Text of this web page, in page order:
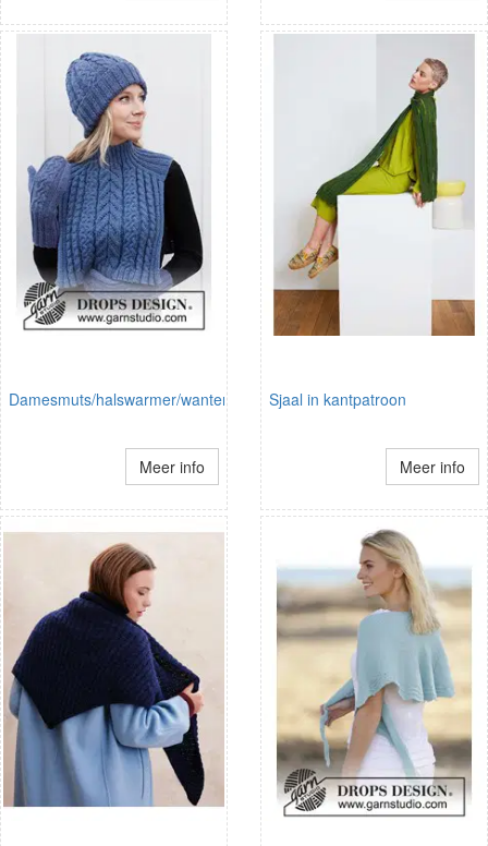
Damesmuts/halswarmer/wanten
Meer info
Sjaal in kantpatroon
Meer info